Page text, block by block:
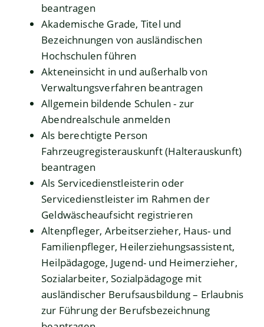
beantragen
Akademische Grade, Titel und
Bezeichnungen von ausländischen
Hochschulen führen
Akteneinsicht in und außerhalb von
Verwaltungsverfahren beantragen
Allgemein bildende Schulen - zur
Abendrealschule anmelden
Als berechtigte Person
Fahrzeugregisterauskunft (Halterauskunft)
beantragen
Als Servicedienstleisterin oder
Servicedienstleister im Rahmen der
Geldwäscheaufsicht registrieren
Altenpfleger, Arbeitserzieher, Haus- und
Familienpfleger, Heilerziehungsassistent,
Heilpädagoge, Jugend- und Heimerzieher,
Sozialarbeiter, Sozialpädagoge mit
ausländischer Berufsausbildung – Erlaubnis
zur Führung der Berufsbezeichnung